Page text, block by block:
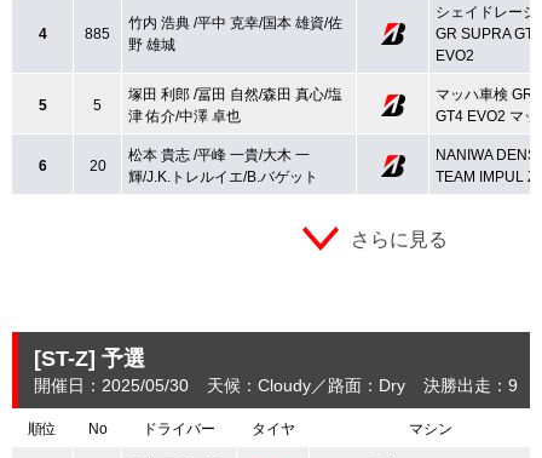
4 885
竹内 浩典 /平中 克幸/国本 雄資/佐
野 雄城
シェイドレーシ
GR SUPRA GT4
EVO2
5 5
塚田 利郎 /冨田 自然/森田 真心/塩
津 佑介/中澤 卓也
マッハ車検 GR
GT4 EVO2 マッ
6 20
松本 貴志 /平峰 一貴/大木 一
輝/J.K.トレルイエ/B.バゲット
NANIWA
TEAM IMPUL Z
さらに見る
[ST-Z] 予選
開催日：2025/05/30 天候：Cloudy 路面：Dry 決勝出走：9
順位 No ドライバー タイヤ マシン